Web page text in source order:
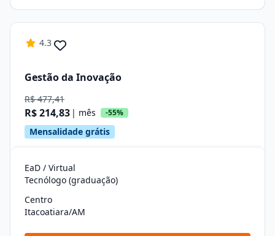
4.3
Gestão da Inovação
R$ 477,41
R$ 214,83 | mês -55%
Mensalidade grátis
EaD / Virtual
Tecnólogo (graduação)
Centro
Itacoatiara/AM